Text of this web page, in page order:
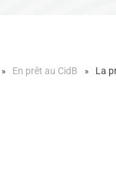
En prêt au CidB La